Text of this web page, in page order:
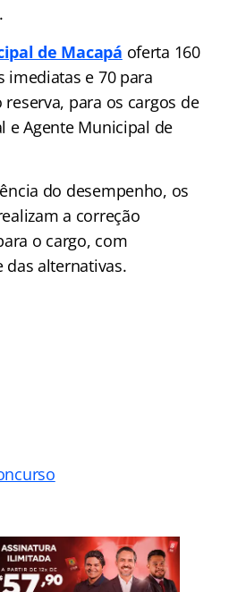
de Macapá oferta 160
imediatas e 70 para
para os cargos de
e Agente Municipal de
do desempenho, os
a correção
o cargo, com
das alternativas.